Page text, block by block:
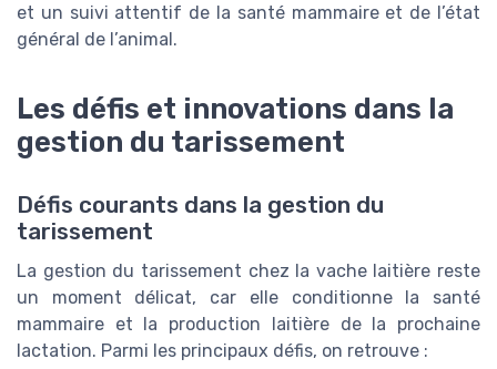
et un suivi attentif de la santé mammaire et de l’état
général de l’animal.
Les défis et innovations dans la
gestion du tarissement
Défis courants dans la gestion du
tarissement
La gestion du tarissement chez la vache laitière reste
un moment délicat, car elle conditionne la santé
mammaire et la production laitière de la prochaine
lactation. Parmi les principaux défis, on retrouve :